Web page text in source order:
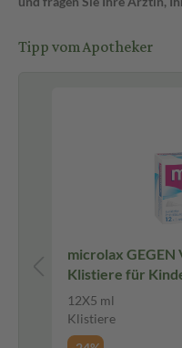
Tipp vom Apotheker
microlax GEGEN
Klistiere für
12X5 ml
Klistiere